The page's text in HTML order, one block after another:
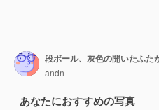
段ボール、灰色の開いたふた
andn
あなたにおすすめの写真